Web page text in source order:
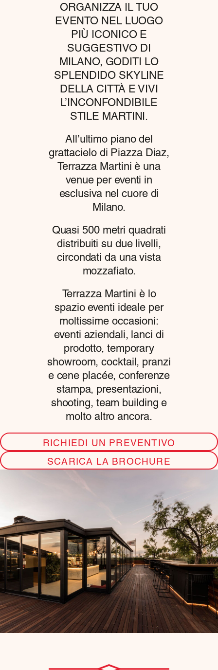
ORGANIZZA IL TUO
EVENTO NEL LUOGO
PIÙ ICONICO E
SUGGESTIVO DI
MILANO, GODITI LO
SPLENDIDO SKYLINE
DELLA CITTÀ E VIVI
L’INCONFONDIBILE
STILE MARTINI.
All’ultimo piano del
grattacielo di Piazza Diaz,
Terrazza Martini è una
venue per eventi in
esclusiva nel cuore di
Milano.
Quasi 500 metri quadrati
distribuiti su due livelli,
circondati da una vista
mozzafiato.
Terrazza Martini è lo
spazio eventi ideale per
moltissime occasioni:
eventi aziendali, lanci di
prodotto, temporary
showroom, cocktail, pranzi
e cene placée, conferenze
stampa, presentazioni,
shooting, team building e
molto altro ancora.
RICHIEDI UN PREVENTIVO
SCARICA LA BROCHURE